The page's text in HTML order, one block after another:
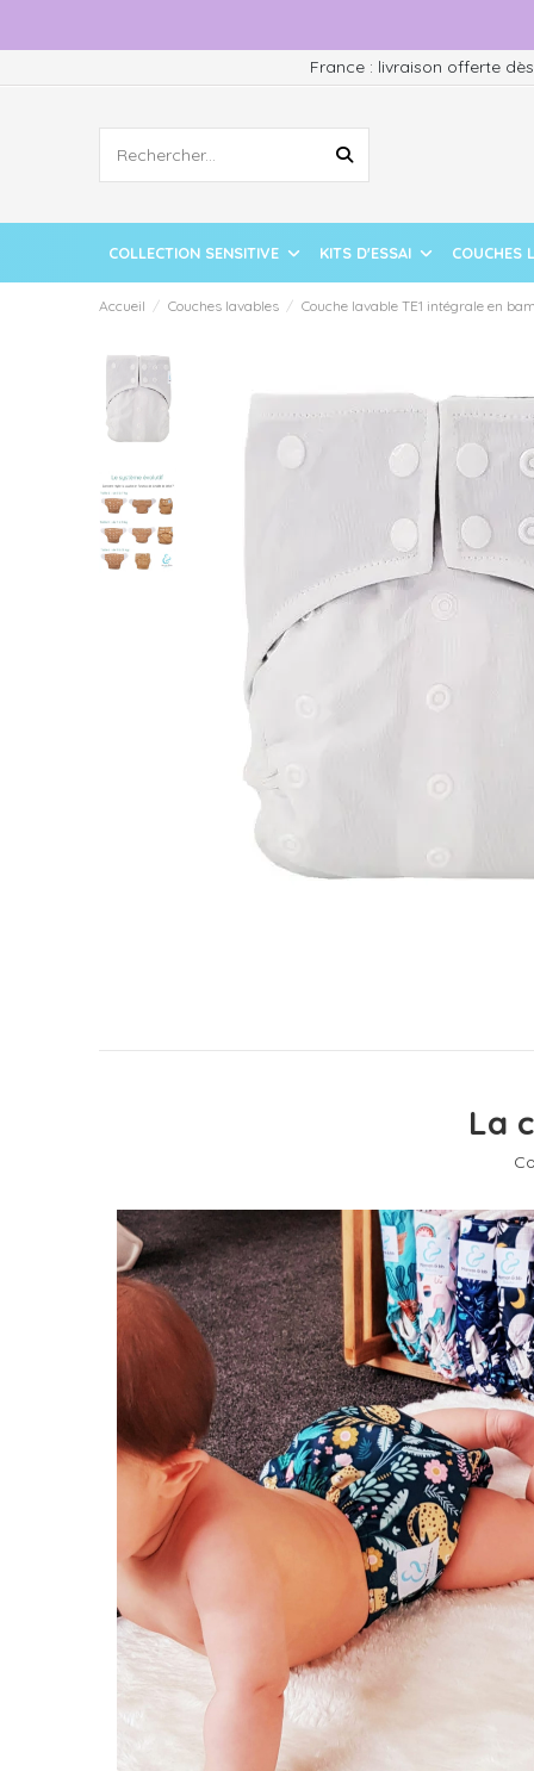
France : livraison offerte
COLLECTION SENSITIVE KITS D'ESSAI COUCHES
Accueil Couches lavables Couche lavable TE1 intégrale en
La